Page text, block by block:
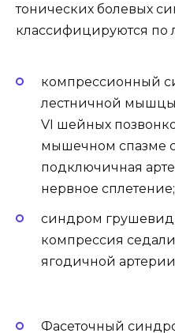
тонических болевых
классифицируются по
компрессионный
лестничной мышцы:
VI шейных
мышечном спазме
подключичная
нервное сплетение;
синдром
компрессия
ягодичной
Фасеточный